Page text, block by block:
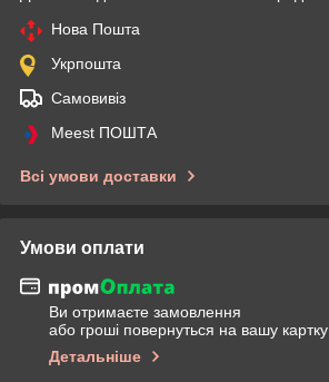
Нова Пошта
Укрпошта
Самовивіз
Meest ПОШТА
Всі умови доставки
Умови оплати
Ви отримаєте замовлення
або гроші повернуться на вашу картку
Детальніше